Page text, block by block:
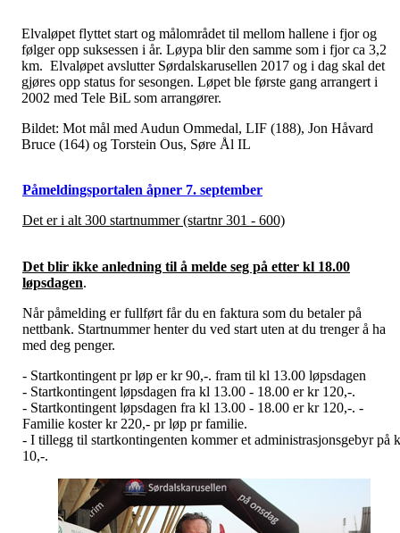
Elvaløpet flyttet start og målområdet til mellom hallene i fjor og
følger opp suksessen i år. Løypa blir den samme som i fjor ca 3,2
km. Elvaløpet avslutter Sørdalskarusellen 2017 og i dag skal det
gjøres opp status for sesongen. Løpet ble første gang arrangert i
2002 med Tele BiL som arrangører.
Bildet: Mot mål med Audun Ommedal, LIF (188), Jon Håvard
Bruce (164) og Torstein Ous, Søre Ål IL
Påmeldingsportalen åpner 7. september
Det er i alt 300 startnummer (startnr 301 - 600)
Det blir ikke anledning til å melde seg på etter kl 18.00
løpsdagen.
Når påmelding er fullført får du en faktura som du betaler på
nettbank. Startnummer henter du ved start uten at du trenger å ha
med deg penger.
- Startkontingent pr løp er kr 90,-. fram til kl 13.00 løpsdagen
- Startkontingent løpsdagen fra kl 13.00 - 18.00 er kr 120,-.
- Startkontingent løpsdagen fra kl 13.00 - 18.00 er kr 120,-. -
Familie koster kr 220,- pr løp pr familie.
- I tillegg til startkontingenten kommer et administrasjonsgebyr på
10,-.